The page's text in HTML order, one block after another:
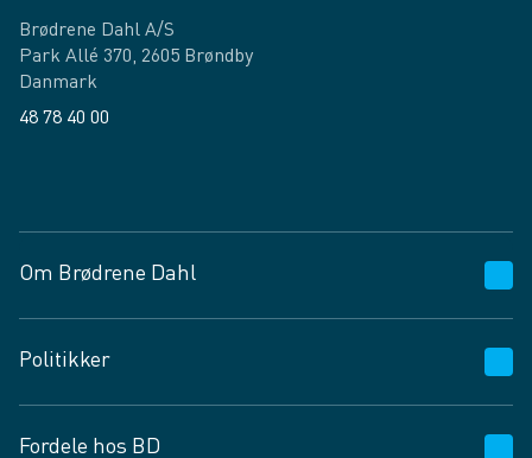
Brødrene Dahl A/S
Park Allé 370, 2605 Brøndby
Danmark
48 78 40 00
Om Brødrene Dahl
Vagttelefon 30 10 89 89
Spørgsmål og svar
Job og karriere
Politikker
Fordele hos BD